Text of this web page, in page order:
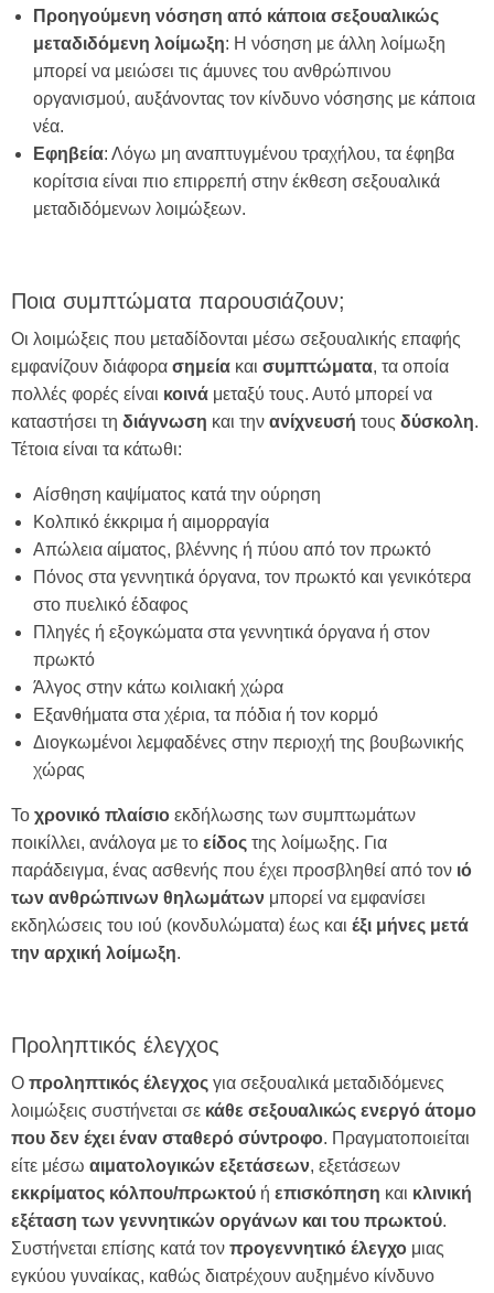
Προηγούμενη νόσηση από κάποια σεξουαλικώς
μεταδιδόμενη λοίμωξη: Η νόσηση με άλλη λοίμωξη
μπορεί να μειώσει τις άμυνες του ανθρώπινου
οργανισμού, αυξάνοντας τον κίνδυνο νόσησης με κάποια
νέα.
Εφηβεία: Λόγω μη αναπτυγμένου τραχήλου, τα έφηβα
κορίτσια είναι πιο επιρρεπή στην έκθεση σεξουαλικά
μεταδιδόμενων λοιμώξεων.
Ποια συμπτώματα παρουσιάζουν;
Οι λοιμώξεις που μεταδίδονται μέσω σεξουαλικής επαφής
εμφανίζουν διάφορα σημεία και συμπτώματα, τα οποία
πολλές φορές είναι κοινά μεταξύ τους. Αυτό μπορεί να
καταστήσει τη διάγνωση και την ανίχνευσή τους δύσκολη.
Τέτοια είναι τα κάτωθι:
Αίσθηση καψίματος κατά την ούρηση
Κολπικό έκκριμα ή αιμορραγία
Απώλεια αίματος, βλέννης ή πύου από τον πρωκτό
Πόνος στα γεννητικά όργανα, τον πρωκτό και γενικότερα
στο πυελικό έδαφος
Πληγές ή εξογκώματα στα γεννητικά όργανα ή στον
πρωκτό
Άλγος στην κάτω κοιλιακή χώρα
Εξανθήματα στα χέρια, τα πόδια ή τον κορμό
Διογκωμένοι λεμφαδένες στην περιοχή της βουβωνικής
χώρας
Το χρονικό πλαίσιο εκδήλωσης των συμπτωμάτων
ποικίλλει, ανάλογα με το είδος της λοίμωξης. Για
παράδειγμα, ένας ασθενής που έχει προσβληθεί από τον ιό
των ανθρώπινων θηλωμάτων μπορεί να εμφανίσει
εκδηλώσεις του ιού (κονδυλώματα) έως και έξι μήνες μετά
την αρχική λοίμωξη.
Προληπτικός έλεγχος
Ο προληπτικός έλεγχος για σεξουαλικά μεταδιδόμενες
λοιμώξεις συστήνεται σε κάθε σεξουαλικώς ενεργό άτομο
που δεν έχει έναν σταθερό σύντροφο. Πραγματοποιείται
είτε μέσω αιματολογικών εξετάσεων, εξετάσεων
εκκρίματος κόλπου/πρωκτού ή επισκόπηση και κλινική
εξέταση των γεννητικών οργάνων και του πρωκτού.
Συστήνεται επίσης κατά τον προγεννητικό έλεγχο μιας
εγκύου γυναίκας, καθώς διατρέχουν αυξημένο κίνδυνο